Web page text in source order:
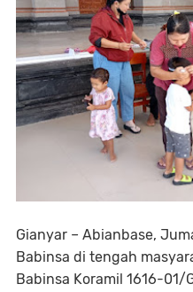
Gianyar – Abianbase,
Babinsa di tengah
Babinsa Koramil 1616-01/